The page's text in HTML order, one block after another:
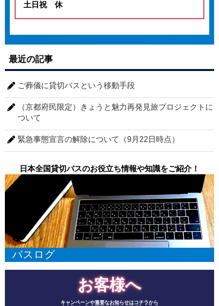
土日祝 休
最近の記事
ご葬儀に貸切バスという移動手段
（京都府民限定）きょうと魅力再発見旅プロジェクトに
ついて
緊急事態宣言の解除について（9月22日時点）
日本全国貸切バスのお役立ち情報や知識をご紹介！
バスログ
お客様へ
キャンペーンや重要なお知らせはコチラから